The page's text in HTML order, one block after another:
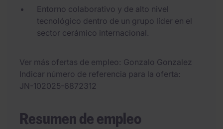
Entorno colaborativo y de alto nivel
tecnológico dentro de un grupo líder en el
sector cerámico internacional.
Ver más ofertas de empleo Gonzalo Gonzalez
Indicar número de referencia para la oferta
JN-102025-6872312
Resumen de empleo